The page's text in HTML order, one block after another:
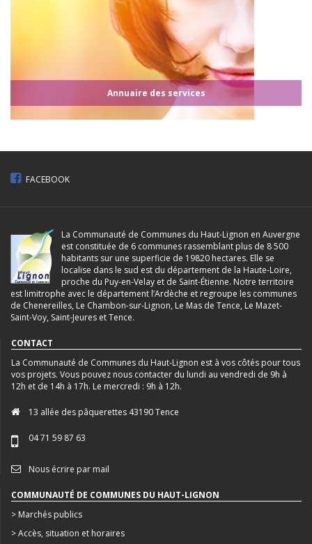
Annuaire des services
FACEBOOK
La Communauté de Communes du Haut-Lignon en Auvergne
est constituée de 6 communes rassemblant plus de 8 500
habitants sur une superficie de 19820 hectares. Elle se
localise dans le sud est du département de la Haute-Loire,
proche du Puy-en-Velay et de Saint-Étienne. Notre territoire
est limitrophe avec le département l’Ardèche et regroupe les communes
de Chenereilles, Le Chambon-sur-Lignon, Le Mas de Tence, Le Mazet-
Saint-Voy, Saint-Jeures et Tence.
CONTACT
La Communauté de Communes du Haut-Lignon est à vos côtés pour tous
vos projets. Vous pouvez nous contacter du lundi au vendredi de 9h à
12h et de 14h à 17h. Le mercredi : 9h à 12h.
13 allée des pâquerettes 43190 Tence
04 71 59 87 63
Nous écrire par mail
COMMUNAUTÉ DE COMMUNES DU HAUT-LIGNON
> Marchés publics
> Accès, situation et horaires